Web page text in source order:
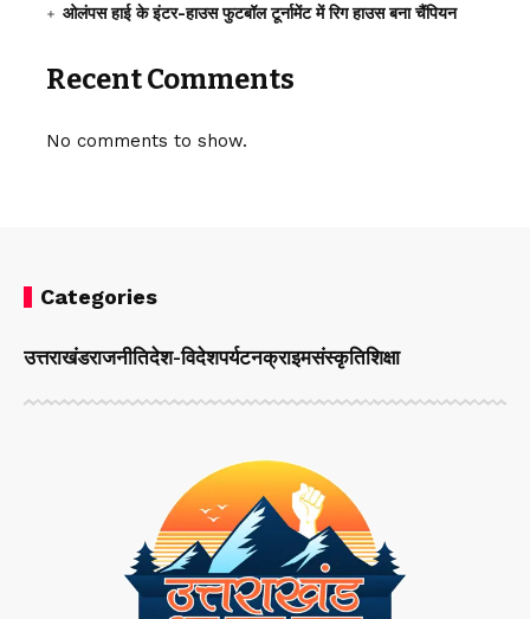
ओलंपस हाई के इंटर-हाउस फुटबॉल टूर्नामेंट में रिग हाउस बना चैंपियन
Recent Comments
No comments to show.
Categories
उत्तराखंडराजनीतिदेश-विदेशपर्यटनक्राइमसंस्कृतिशिक्षा